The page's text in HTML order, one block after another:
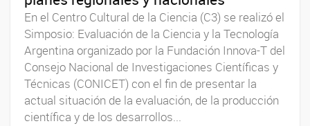
En el Centro Cultural de la Ciencia (C3) se realizó el
Simposio: Evaluación de la Ciencia y la Tecnología
Argentina organizado por la Fundación Innova-T del
Consejo Nacional de Investigaciones Científicas y
Técnicas (CONICET) con el fin de presentar la
actual situación de la evaluación, de la producción
científica y de los desarrollos...